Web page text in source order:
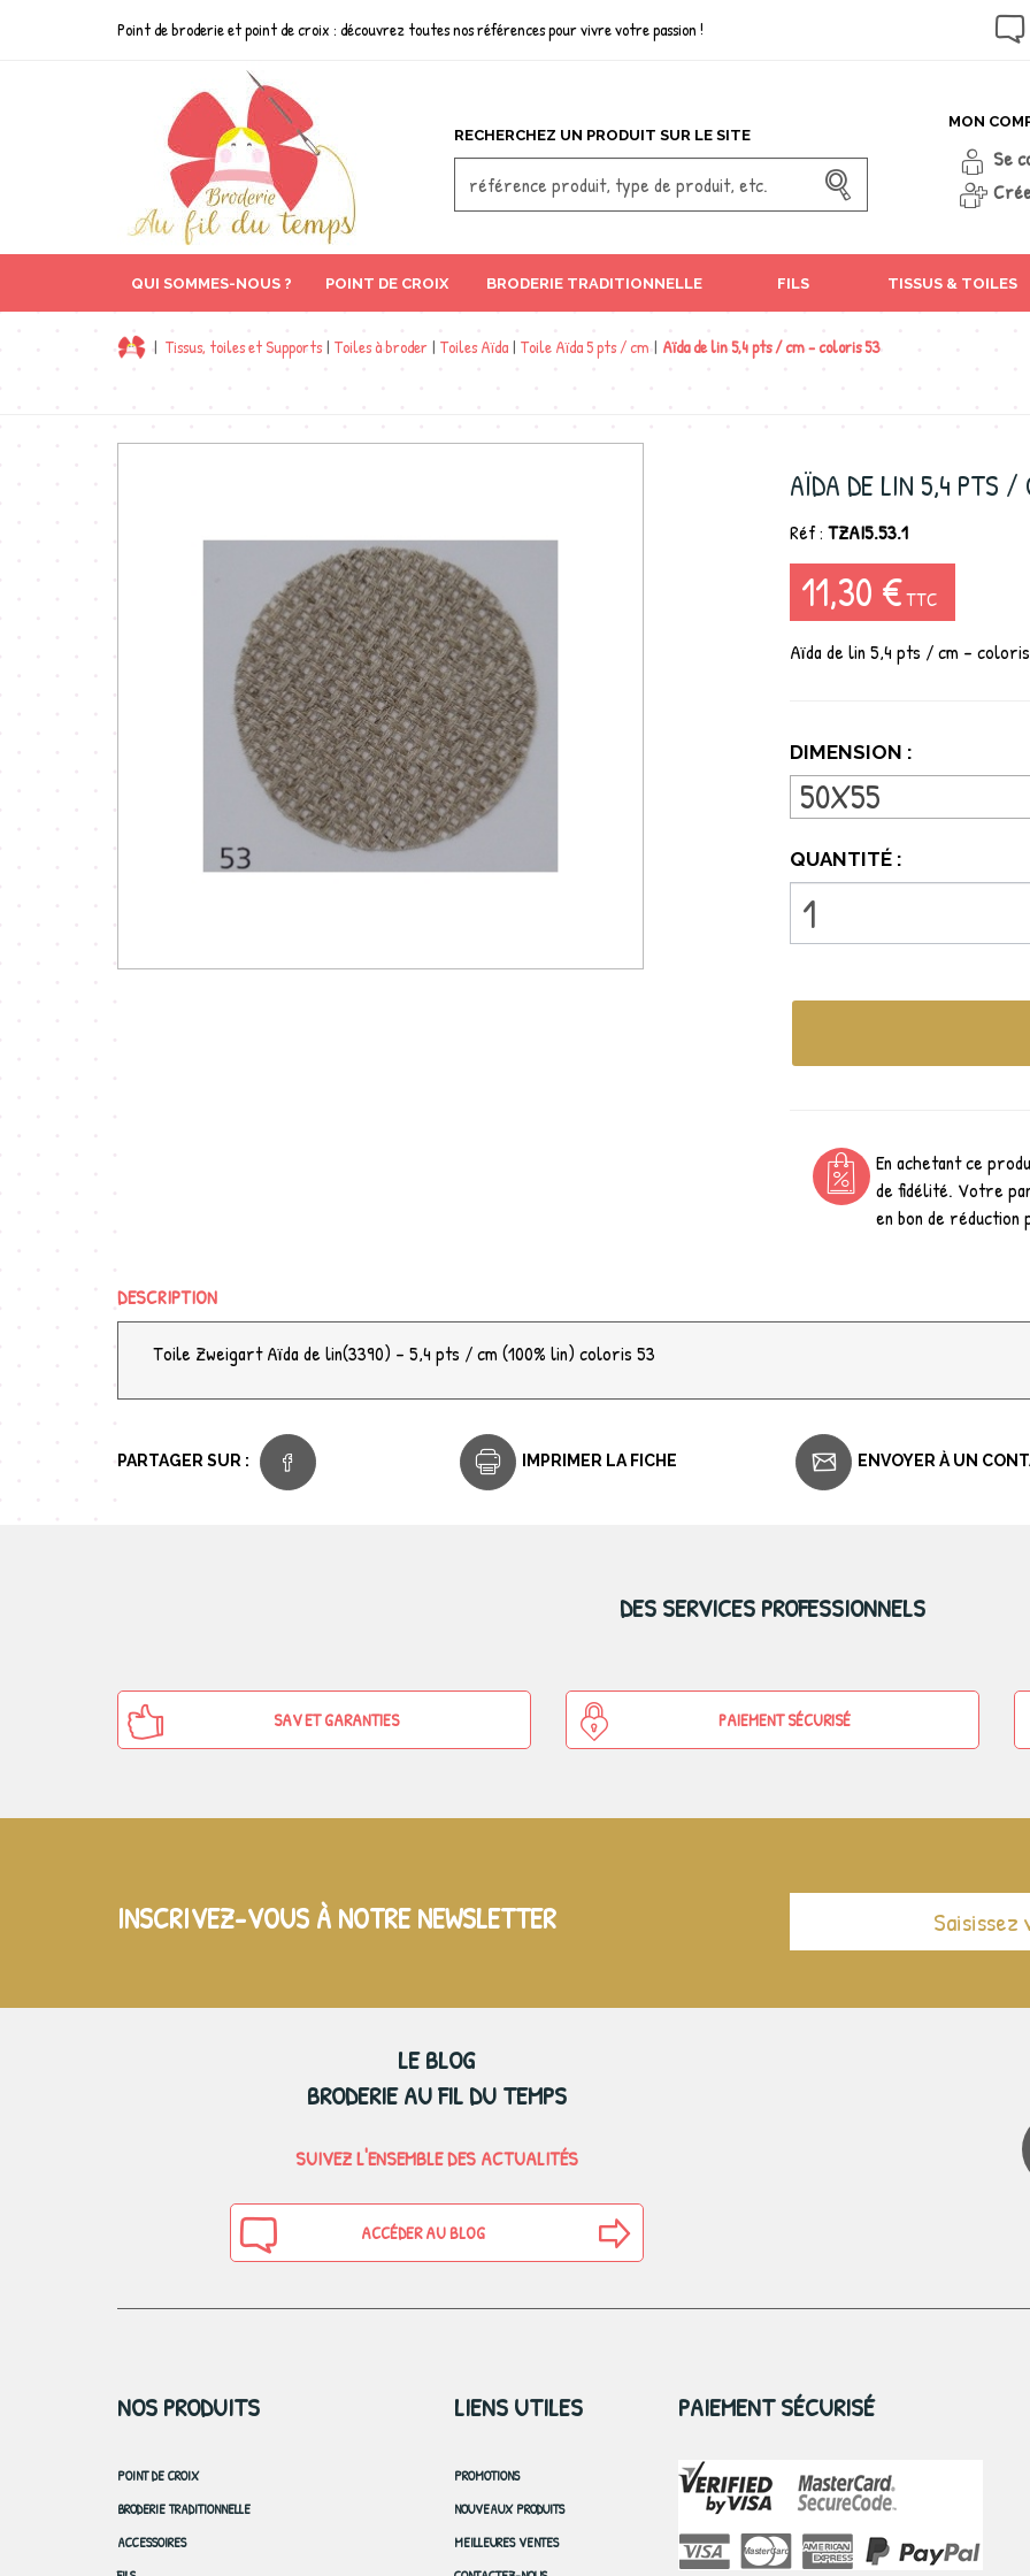
Point de broderie et point de croix : découvrez toutes nos références pour vivre votre passion !
RECHERCHEZ UN PRODUIT SUR LE SITE
MON
Se
QUI SOMMES-NOUS ? POINT DE CROIX BRODERIE TRADITIONNELLE FILS TISSUS & TOILES
| Tissus, toiles et Supports| Toiles à broder| Toiles Aïda| Toile Aïda 5 pts / cm | Aïda de lin 5,4 pts / cm - coloris 53
AÏDA DE LIN 5,4 PTS
Réf : TZAI5.53.1
11,30 €TTC
Aïda de lin 5,4 pts / cm -
DIMENSION :
50X55
QUANTITÉ :
En achetant ce
de fidélité. Votre
en bon de réduction
DESCRIPTION
Toile Zweigart Aïda de lin(3390) - 5,4 pts / cm (100% lin) coloris 53
PARTAGER SUR : IMPRIMER LA FICHE ENVOYER À UN
DES SERVICES PROFESSIONNELS
SAV ET GARANTIES PAIEMENT SÉCURISÉ
INSCRIVEZ-VOUS À NOTRE NEWSLETTER
LE BLOG
BRODERIE AU FIL DU TEMPS
SUIVEZ L'ENSEMBLE DES ACTUALITÉS
ACCÉDER AU BLOG
NOS PRODUITS
POINT DE CROIX
BRODERIE TRADITIONNELLE
ACCESSOIRES
LIENS UTILES
PROMOTIONS
NOUVEAUX PRODUITS
MEILLEURES VENTES
PAIEMENT SÉCURISÉ